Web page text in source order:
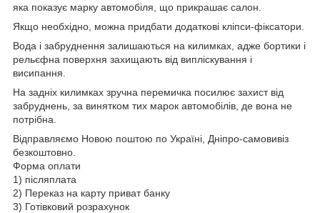
яка показує марку автомобіля, що прикрашає салон.
Якщо необхідно, можна придбати додаткові кліпси-фіксатори.
Вода і забруднення залишаються на килимках, адже бортики і
рельєфна поверхня захищають від випліскування і
висипання.
На задніх килимках зручна перемичка посилює захист від
забруднень, за винятком тих марок автомобілів, де вона не
потрібна.
Відправляємо Новою поштою по Україні, Дніпро-самовивіз
безкоштовно.
Форма оплати
1) післяплата
2) Переказ на карту приват банку
3) Готівковий розрахунок